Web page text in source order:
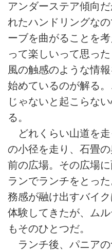
アンダーステア傾向
れたハンドリングな
ーブを曲がることを
って楽しいって思っ
風の触感のような情
始めているのが解る
じゃないと起こらな
る。
どれくらい山道を走
の小径を走り、石畳
前の広場。その広場
ランでランチをとっ
務感が融け出すバイ
体験してきたが、ム
もそのひとつだ。
ランチ後、パニア